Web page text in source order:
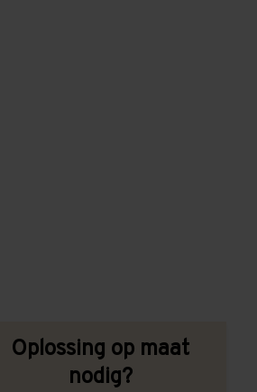
Oplossing op maat
nodig?